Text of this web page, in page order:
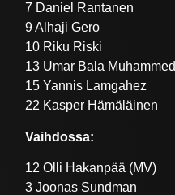
7 Daniel Rantanen
9 Alhaji Gero
10 Riku Riski
13 Umar Bala Muhammed
15 Yannis Lamgahez
22 Kasper Hämäläinen
Vaihdossa:
12 Olli Hakanpää (MV)
3 Joonas Sundman